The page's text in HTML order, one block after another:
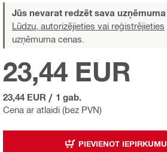
Jūs nevarat redzēt sava
Lūdzu, autorizējieties vai reģistrējieties
uzņēmuma cenas.
Cena ar atlaidi (bez PVN)
23,44 EUR
23,44 EUR / 1 gab.
PIEVIENOT